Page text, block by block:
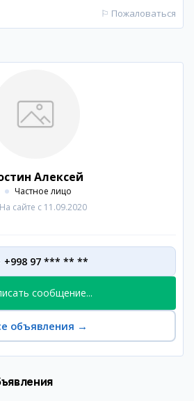
⚐ Пожаловаться
Алексей
Частное лицо
На сайте с 11.09.2020
+998 97 *** ** **
сообщение...
объявления →